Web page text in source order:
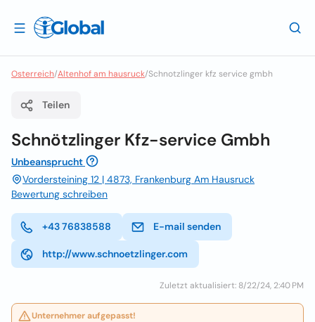
Osterreich/Altenhof am hausruck/Schnotzlinger kfz service gmbh
Teilen
Schnötzlinger Kfz-service Gmbh
Unbeansprucht
Vordersteining 12 | 4873, Frankenburg Am Hausruck
Bewertung schreiben
+43 76838588 E-mail senden
http://www.schnoetzlinger.com
Zuletzt aktualisiert: 8/22/24, 2:40 PM
Unternehmer aufgepasst!